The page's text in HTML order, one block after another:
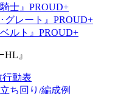
騎士』PROUD+
･グレート』PROUD+
ベルト』PROUD+
HL』
行動表
ち回り/編成例